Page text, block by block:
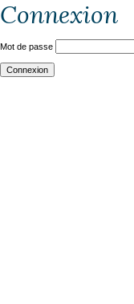
Connexion
Mot de passe